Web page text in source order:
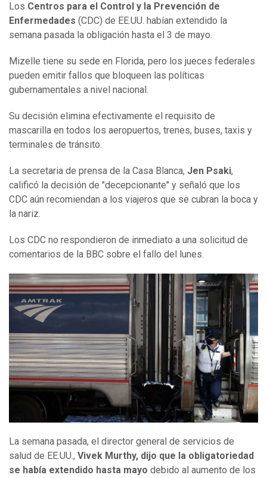
Los Centros para el Control y la Prevención de
Enfermedades (CDC) de EE.UU. habían extendido la
semana pasada la obligación hasta el 3 de mayo.
Mizelle tiene su sede en Florida, pero los jueces federales
pueden emitir fallos que bloqueen las políticas
gubernamentales a nivel nacional.
Su decisión elimina efectivamente el requisito de
mascarilla en todos los aeropuertos, trenes, buses, taxis y
terminales de tránsito.
La secretaria de prensa de la Casa Blanca, Jen Psaki,
calificó la decisión de "decepcionante" y señaló que los
CDC aún recomiendan a los viajeros que se cubran la boca y
la nariz.
Los CDC no respondieron de inmediato a una solicitud de
comentarios de la BBC sobre el fallo del lunes.
La semana pasada, el director general de servicios de
salud de EE.UU., Vivek Murthy, dijo que la obligatoriedad
se había extendido hasta mayo debido al aumento de los